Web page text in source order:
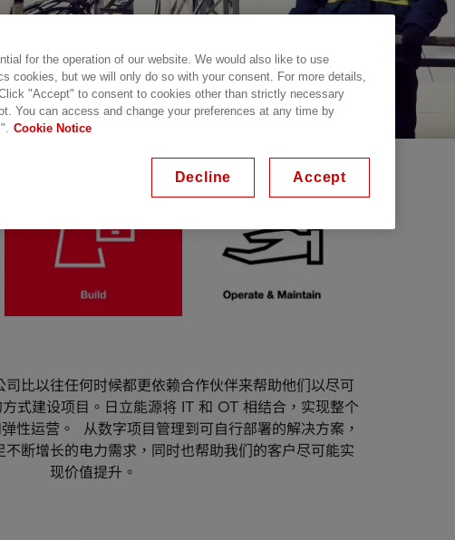
比以往任何时候都更依赖合作伙伴来帮助他们以尽可
式建设项目。日立能源将 IT 和 OT 相结合，实现整个
性运营。 从数字项目管理到可自行部署的解决方案，
断增长的电力需求，同时也帮助我们的客户尽可能实
现价值提升。
for the operation of our website. We would also like to use
cookies, but we will only do so with your consent. For more details,
"Accept" to consent to cookies other than strictly necessary
You can access and change your preferences at any time by
Cookie Notice
Decline Accept